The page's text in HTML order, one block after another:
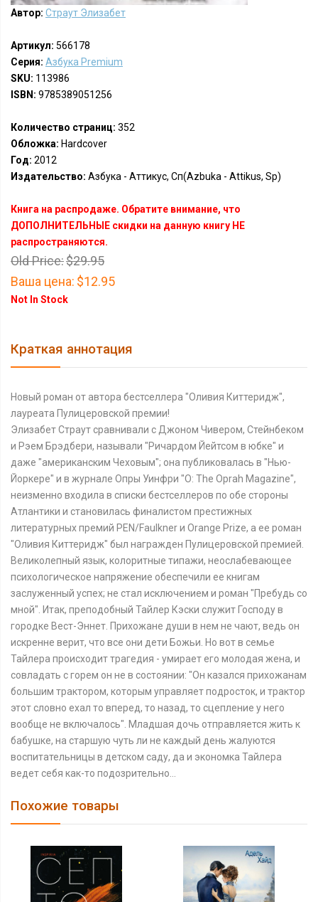
Автор: Страут Элизабет
Артикул: 566178
Серия: Азбука Premium
SKU: 113986
ISBN: 9785389051256
Количество страниц: 352
Обложка: Hardcover
Год: 2012
Издательство: Азбука - Аттикус, Сп(Azbuka - Attikus, Sp)
Книга на распродаже. Обратите внимание, что
ДОПОЛНИТЕЛЬНЫЕ скидки на данную книгу НЕ
распространяются.
Old Price:$29.95
Ваша цена: $12.95
Not In Stock
Краткая аннотация
Новый роман от автора бестселлера "Оливия Киттеридж",
лауреата Пулицеровской премии!
Элизабет Страут сравнивали с Джоном Чивером, Стейнбеком
и Рэем Брэдбери, называли "Ричардом Йейтсом в юбке" и
даже "американским Чеховым"; она публиковалась в "Нью-
Йоркере" и в журнале Опры Уинфри "О: The Oprah Magazine",
неизменно входила в списки бестселлеров по обе стороны
Атлантики и становилась финалистом престижных
литературных премий PEN/Faulknеr и Orange Prize, а ее роман
"Оливия Киттеридж" был награжден Пулицеровской премией.
Великолепный язык, колоритные типажи, неослабевающее
психологическое напряжение обеспечили ее книгам
заслуженный успех; не стал исключением и роман "Пребудь со
мной". Итак, преподобный Тайлер Кэски служит Господу в
городке Вест-Эннет. Прихожане души в нем не чают, ведь он
искренне верит, что все они дети Божьи. Но вот в семье
Тайлера происходит трагедия - умирает его молодая жена, и
совладать с горем он не в состоянии: "Он казался прихожанам
большим трактором, которым управляет подросток, и трактор
этот словно ехал то вперед, то назад, то сцепление у него
вообще не включалось". Младшая дочь отправляется жить к
бабушке, на старшую чуть ли не каждый день жалуются
воспитательницы в детском саду, да и экономка Тайлера
ведет себя как-то подозрительно…
Похожие товары